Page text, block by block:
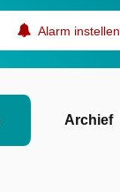
Alarm instellen
Archief